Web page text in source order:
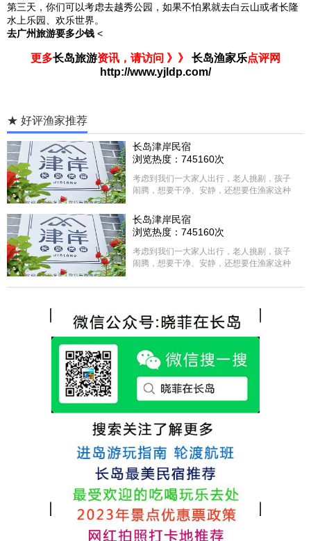
第三天，你们可以考虑去越秀公园，如果不怕累就去白云山或者长隆
水上乐园、欢乐世界。
去广州旅游要多少钱 <
更多长岛旅游资讯，请访问 》》 长岛渔家乐点评网
http://www.yjldp.com/
★ 好评渔家推荐
长岛津岸民宿
浏览热度：745160次
考虑到我们一大家人出行，老人挑剔，孩子
闹腾，想要干净、安静，还想要住渔家这种
选择津岸民宿，实际体验客房很干净，饭菜
方面家里老人也很满意，整体饭菜给搭配的
很好，每顿饭也不重样的，海鲜确实是非常
的新鲜呢，另外值得一提的是，他家的海菜
包子非常好吃。 其实长岛可选的酒店、民宿
各不相同，可以根据自己的喜好选择。非常
热情，能根据我提出的需求来安排房间，这
点很好。
长岛津岸民宿
浏览热度：745160次
考虑到我们一大家人出行，老人挑剔，孩子
闹腾，想要干净、安静，还想要住渔家这种
选择津岸民宿，实际体验客房很干净，饭菜
很好，每顿饭也不重样的，海鲜确实是非常
的新鲜呢，另外值得一提的是，他家的海菜
包子非常好吃。 其实长岛可选的酒店、民宿
各不相同，可以根据自己的喜好选择。非常
推荐津岸民宿，关键是老板娘晓菲很细心、
热情，能根据我提出的需求来安排房间，这
点很好。